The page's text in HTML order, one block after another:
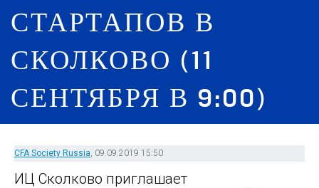
СТАРТАПОВ В
СКОЛКОВО (11
СЕНТЯБРЯ В 9:00)
CFA Society Russia, 09.09.2019 15:50
ИЦ Сколково приглашает